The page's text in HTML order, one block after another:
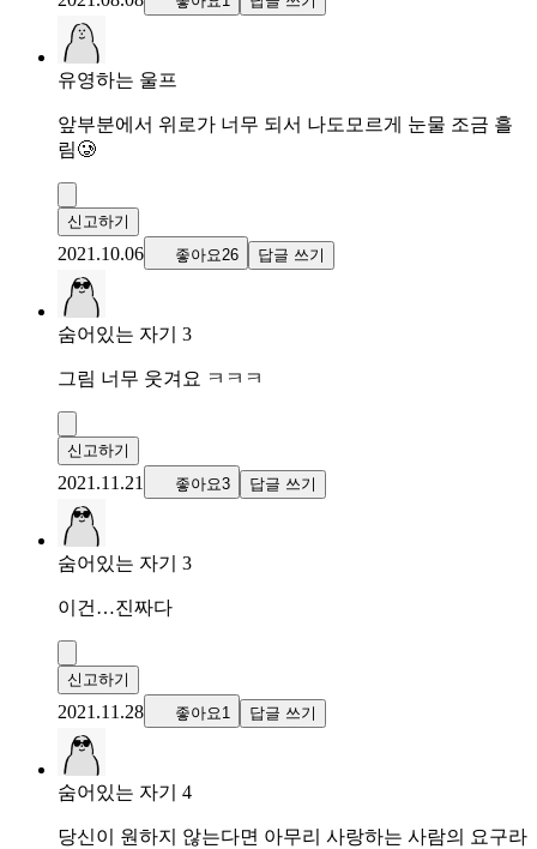
유영하는 울프
앞부분에서 위로가 너무 되서 나도모르게 눈물 조금 흘
림🥲
신고하기
2021.10.06 좋아요26 답글 쓰기
숨어있는 자기 3
그림 너무 웃겨요 ㅋㅋㅋ
신고하기
2021.11.21 좋아요3 답글 쓰기
숨어있는 자기 3
이건…진짜다
신고하기
2021.11.28 좋아요1 답글 쓰기
숨어있는 자기 4
당신이 원하지 않는다면 아무리 사랑하는 사람의 요구라